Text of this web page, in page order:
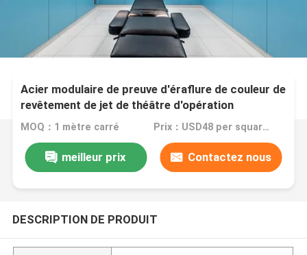
Acier modulaire de preuve d'éraflure de couleur de
revêtement de jet de théâtre d'opération
d'écoulement laminaire
MOQ：1 mètre carré Prix：USD48 per square meter
meilleur prix Contactez nous
DESCRIPTION DE PRODUIT